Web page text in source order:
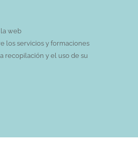
web
los servicios y formaciones
recopilación y el uso de su